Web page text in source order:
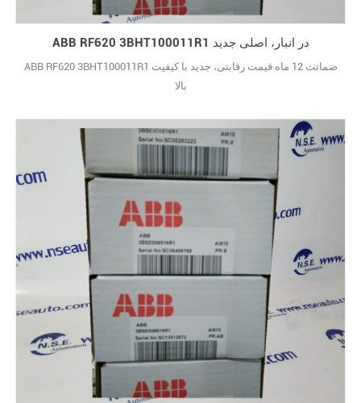
ABB RF620 3BHT100011R1 در انبار، اصلی جدید
ABB RF620 3BHT100011R1 ضمانت 12 ماه قیمت رقابتی، جدید با کیفیت
بالا